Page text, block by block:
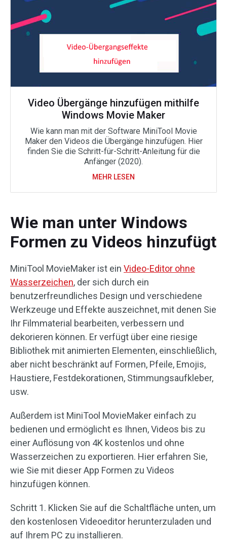
Video Übergänge hinzufügen mithilfe
Windows Movie Maker
Wie kann man mit der Software MiniTool Movie
Maker den Videos die Übergänge hinzufügen. Hier
finden Sie die Schritt-für-Schritt-Anleitung für die
Anfänger (2020).
MEHR LESEN
Wie man unter Windows
Formen zu Videos hinzufügt
MiniTool MovieMaker ist ein Video-Editor ohne
Wasserzeichen, der sich durch ein
benutzerfreundliches Design und verschiedene
Werkzeuge und Effekte auszeichnet, mit denen Sie
Ihr Filmmaterial bearbeiten, verbessern und
dekorieren können. Er verfügt über eine riesige
Bibliothek mit animierten Elementen, einschließlich,
aber nicht beschränkt auf Formen, Pfeile, Emojis,
Haustiere, Festdekorationen, Stimmungsaufkleber,
usw.
Außerdem ist MiniTool MovieMaker einfach zu
bedienen und ermöglicht es Ihnen, Videos bis zu
einer Auflösung von 4K kostenlos und ohne
Wasserzeichen zu exportieren. Hier erfahren Sie,
wie Sie mit dieser App Formen zu Videos
hinzufügen können.
Schritt 1. Klicken Sie auf die Schaltfläche unten, um
den kostenlosen Videoeditor herunterzuladen und
auf Ihrem PC zu installieren.